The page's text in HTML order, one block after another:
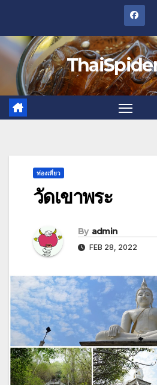
content
ท่องเที่ยว
วัดเขาพระ
By admin
FEB 28, 2022